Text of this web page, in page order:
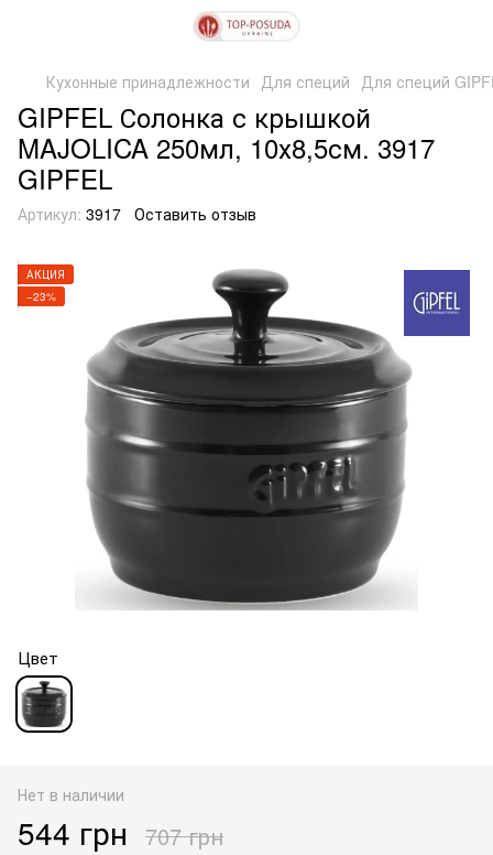
Кухонные принадлежности Для специй Для специй
GIPFEL Солонка с крышкой
MAJOLICA 250мл, 10х8,5см. 3917
GIPFEL
Артикул: 3917 Оставить отзыв
АКЦИЯ
−23%
Цвет
Нет в наличии
544 грн 707 грн